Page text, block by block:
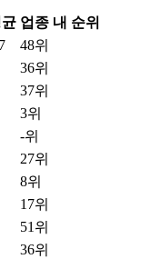
업종 내 순위
48위
36위
37위
3위
-위
27위
8위
17위
51위
36위